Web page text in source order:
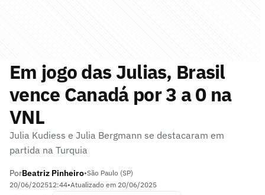
Em jogo das Julias, Brasil
vence Canadá por 3 a 0 na
VNL
Julia Kudiess e Julia Bergmann se destacaram em
partida na Turquia
PorBeatriz Pinheiro•São Paulo (SP)
20/06/202512:44•Atualizado em 20/06/2025